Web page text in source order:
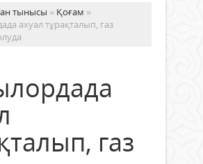
тынысы » Қоғам »
ахуал тұрақталып, газ
газ